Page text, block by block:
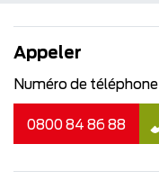
Appeler
Numéro de
0800 84 86 88